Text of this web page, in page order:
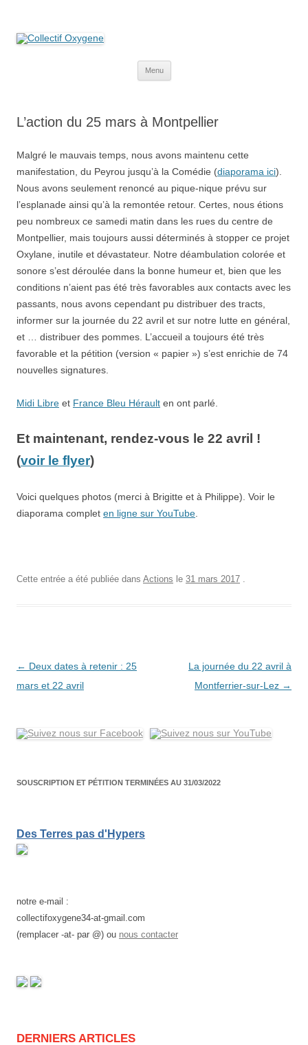
Menu
L’action du 25 mars à Montpellier
Malgré le mauvais temps, nous avons maintenu cette
manifestation, du Peyrou jusqu’à la Comédie (diaporama ici).
Nous avons seulement renoncé au pique-nique prévu sur
l’esplanade ainsi qu’à la remontée retour. Certes, nous étions
peu nombreux ce samedi matin dans les rues du centre de
Montpellier, mais toujours aussi déterminés à stopper ce projet
Oxylane, inutile et dévastateur. Notre déambulation colorée et
sonore s’est déroulée dans la bonne humeur et, bien que les
conditions n’aient pas été très favorables aux contacts avec les
passants, nous avons cependant pu distribuer des tracts,
informer sur la journée du 22 avril et sur notre lutte en général,
et … distribuer des pommes. L’accueil a toujours été très
favorable et la pétition (version « papier ») s’est enrichie de 74
nouvelles signatures.
Midi Libre et France Bleu Hérault en ont parlé.
Et maintenant, rendez-vous le 22 avril !
(voir le flyer)
Voici quelques photos (merci à Brigitte et à Philippe). Voir le
diaporama complet en ligne sur YouTube
Cette entrée a été publiée dans Actions le 31 mars 2017 .
Navigation
des
← Deux dates à retenir : 25
mars et 22 avril
La journée du 22 avril à
Montferrier-sur-Lez →
SOUSCRIPTION ET PÉTITION TERMINÉES AU 31/03/2022
Des Terres pas d'Hypers
notre e-mail :
collectifoxygene34-at-gmail.com
(remplacer -at- par @) ou nous contacter
DERNIERS ARTICLES